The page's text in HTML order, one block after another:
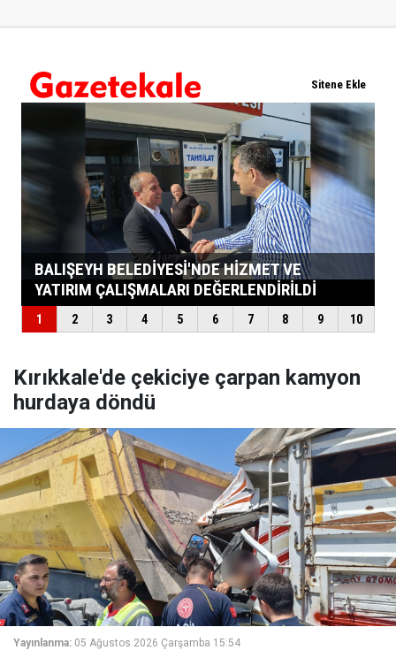
Kırıkkale'de çekiciye çarpan kamyon
hurdaya döndü
Yayınlanma: 05 Ağustos 2026 Çarşamba 15:54